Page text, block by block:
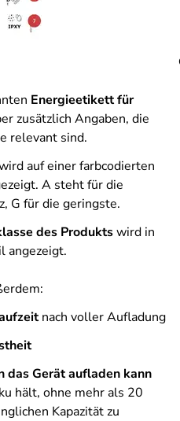
Energieetikett für
zusätzlich Angaben, die
relevant sind.
auf einer farbcodierten
A steht für die
G für die geringste.
des Produktswird in
angezeigt.
nach voller Aufladung
das Gerät aufladen kann
hält, ohne mehr als 20
Kapazität zu